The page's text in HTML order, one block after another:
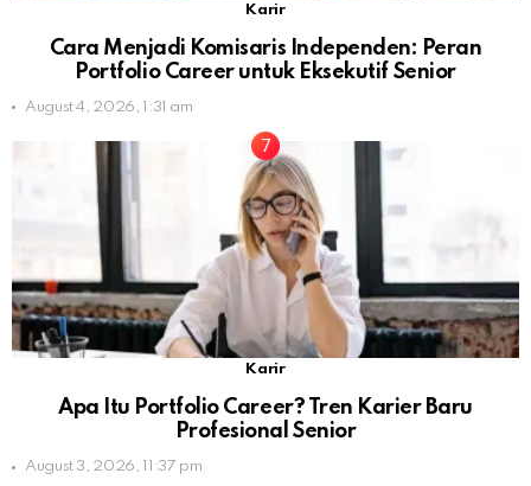
Karir
Cara Menjadi Komisaris Independen: Peran
Portfolio Career untuk Eksekutif Senior
August 4, 2026, 1:31 am
Karir
Apa Itu Portfolio Career? Tren Karier Baru
Profesional Senior
August 3, 2026, 11:37 pm